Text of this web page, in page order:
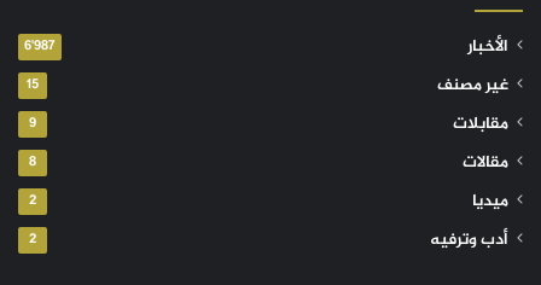
الأخبار 6٬987
غير مصنف 15
مقابلات 9
مقالات 8
ميديا 2
أدب وترفيه 2